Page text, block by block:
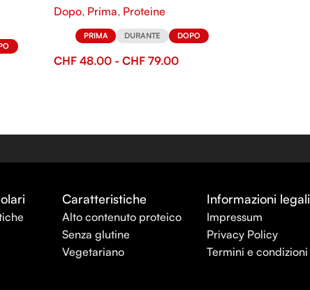
Dopo, Prima, Proteine
PRIMA DURANTE DOPO
CHF48.00 - CHF79.00
Caratteristiche
Alto contenuto proteico
Senza glutine
Vegetariano
Informazioni legali
Impressum
Privacy Policy
Termini e condizioni